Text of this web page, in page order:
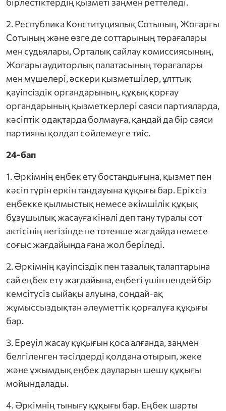
2. Республика Конституциялық Сотының, Жоғарғы
Сотының жəне өзге де соттарының төрағалары
мен судьялары, Орталық сайлау комиссиясының,
Жоғары аудиторлық палатасының төрағалары
мен мүшелері, əскери қызметшілер, ұлттық
қауіпсіздік органдарының, құқық қорғау
органдарының қызметкерлері саяси партияларда,
кəсіптік одақтарда болмауға, қандай да бір саяси
партияны қолдап сөйлемеуге тиіс.
24-бап
1. Əркімнің еңбек ету бостандығына, қызмет пен
кəсіп түрін еркін таңдауына құқығы бар. Еріксіз
еңбекке қылмыстық немесе əкімшілік құқық
бұзушылық жасауға кінəлі деп тану туралы сот
актісінің негізінде не төтенше жағдайда немесе
соғыс жағдайында ғана жол беріледі.
2. Әркімнің қауіпсіздік пен тазалық талаптарына
сай еңбек ету жағдайына, еңбегі үшін нендей бір
кемсітусіз сыйақы алуына, сондай-ақ
жұмыссыздықтан әлеуметтік қорғалуға құқығы
бар.
3. Ереуіл жасау құқығын қоса алғанда, заңмен
белгіленген тәсілдерді қолдана отырып, жеке
және ұжымдық еңбек дауларын шешу құқығы
мойындалады.
4. Әркімнің тынығу құқығы бар. Еңбек шарты